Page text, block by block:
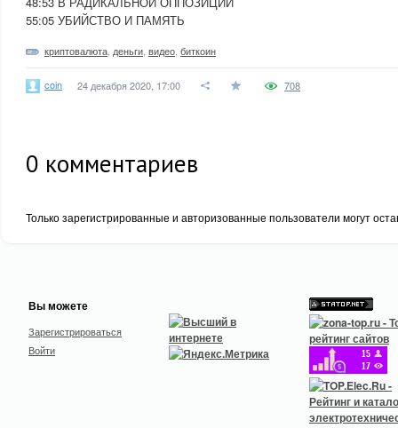
55:05 УБИЙСТВО И ПАМЯТЬ
криптовалюта деньги видео биткоин
coin 24 декабря 2020, 17:00 708
0 комментариев
Только зарегистрированные и авторизованные пользователи могут
Вы можете
Зарегистрироваться
Войти